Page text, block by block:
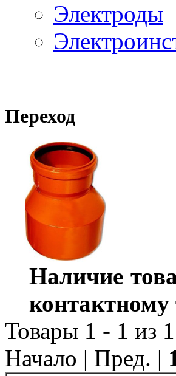
Электроды
Переход
Наличие
Товары 1 - 1 из 1
Начало | Пред. |